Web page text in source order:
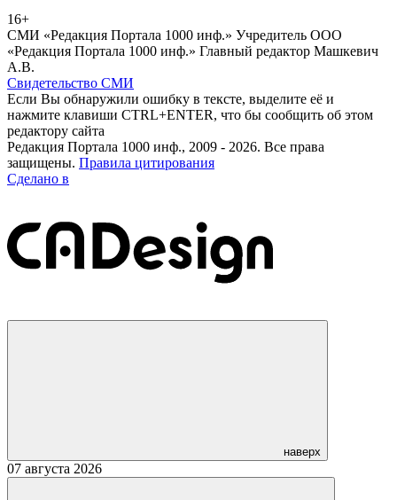
16+
СМИ «Редакция Портала 1000 инф.» Учредитель ООО
«Редакция Портала 1000 инф.» Главный редактор Машкевич
А.В.
Свидетельство СМИ
Если Вы обнаружили ошибку в тексте, выделите её и
нажмите клавиши CTRL+ENTER, что бы сообщить об этом
редактору сайта
Редакция Портала 1000 инф., 2009 - 2026. Все права
защищены. Правила цитирования
Сделано в
наверх
07 августа 2026